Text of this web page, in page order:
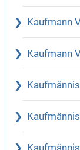
Kaufmann
Kaufmann